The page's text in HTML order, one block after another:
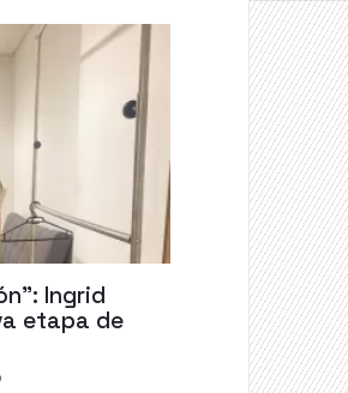
Ingrid
etapa de